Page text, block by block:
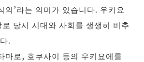
의’라는 의미가 있습니다. 우키요
당시 시대와 사회를 생생히 비추
.
마로, 호쿠사이 등의 우키요에를